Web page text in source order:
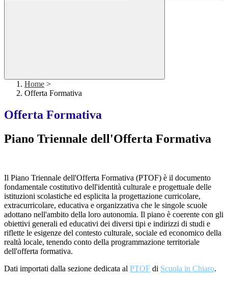
Home >
Offerta Formativa
Offerta Formativa
Piano Triennale dell'Offerta Formativa
Il Piano Triennale dell'Offerta Formativa (PTOF) è il documento
fondamentale costitutivo dell'identità culturale e progettuale delle
istituzioni scolastiche ed esplicita la progettazione curricolare,
extracurricolare, educativa e organizzativa che le singole scuole
adottano nell'ambito della loro autonomia. Il piano è coerente con gli
obiettivi generali ed educativi dei diversi tipi e indirizzi di studi e
riflette le esigenze del contesto culturale, sociale ed economico della
realtà locale, tenendo conto della programmazione territoriale
dell'offerta formativa.
Dati importati dalla sezione dedicata al PTOF di Scuola in Chiaro.